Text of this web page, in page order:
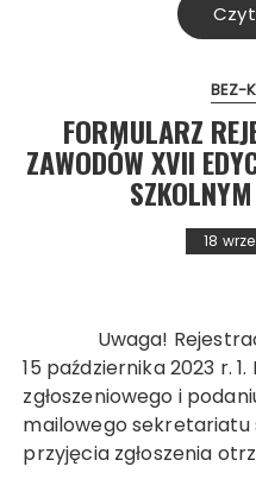
BEZ-
FORMULARZ
ZAWODÓW XVII
18
Uwaga! Rejestracja trwa od 18 września do
15 października 2023 r.
zgłoszeniowego i
mailowego sekretariatu
przyjęcia zgłoszenia